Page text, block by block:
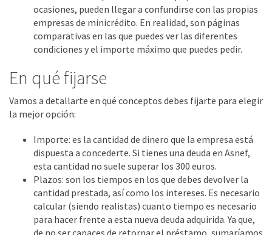
ocasiones, pueden llegar a confundirse con las propias
empresas de minicrédito. En realidad, son páginas
comparativas en las que puedes ver las diferentes
condiciones y el importe máximo que puedes pedir.
En qué fijarse
Vamos a detallarte en qué conceptos debes fijarte para elegir
la mejor opción:
Importe: es la cantidad de dinero que la empresa está
dispuesta a concederte. Si tienes una deuda en Asnef,
esta cantidad no suele superar los 300 euros.
Plazos: son los tiempos en los que debes devolver la
cantidad prestada, así como los intereses. Es necesario
calcular (siendo realistas) cuanto tiempo es necesario
para hacer frente a esta nueva deuda adquirida. Ya que,
de no ser capaces de retornar el préstamo, sumaríamos